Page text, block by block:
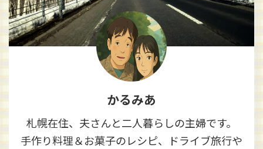
かるみあ
札幌在住、夫さんと二人暮らしの主婦です。
手作り料理＆お菓子のレシピ、ドライブ旅行や